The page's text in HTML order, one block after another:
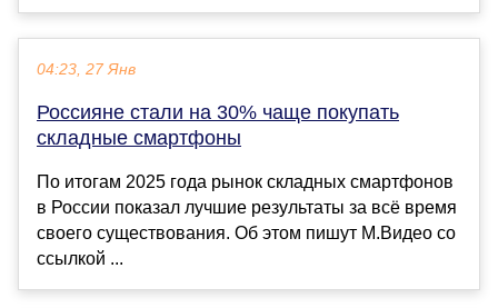
04:23, 27 Янв
Россияне стали на 30% чаще покупать
складные смартфоны
По итогам 2025 года рынок складных смартфонов
в России показал лучшие результаты за всё время
своего существования. Об этом пишут М.Видео со
ссылкой ...